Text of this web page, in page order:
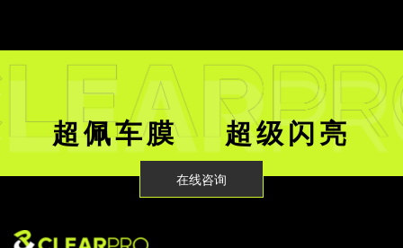
超佩车膜 超级闪亮
在线咨询